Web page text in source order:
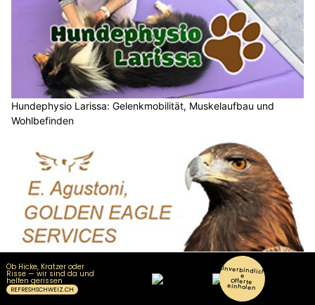
Hundephysio Larissa: Gelenkmobilität, Muskelaufbau und
Wohlbefinden
E. Agustoni, Golden Eagle Services – Professionelle
Vermögensverwaltung